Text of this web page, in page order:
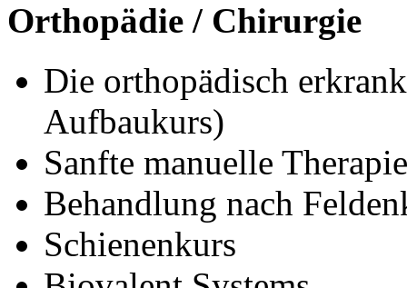
Orthopädie / Chirurgie
Die orthopädisch
Aufbaukurs)
Sanfte manuelle
Behandlung nach
Schienenkurs